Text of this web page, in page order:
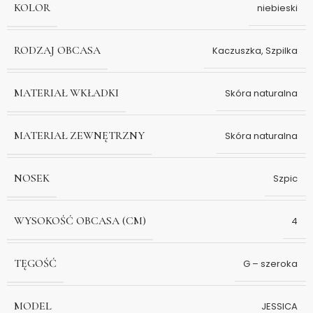
KOLOR niebieski
RODZAJ OBCASA Kaczuszka, Szpilka
MATERIAŁ WKŁADKI Skóra naturalna
MATERIAŁ ZEWNĘTRZNY Skóra naturalna
NOSEK Szpic
WYSOKOŚĆ OBCASA (CM) 4
TĘGOŚĆ G – szeroka
MODEL JESSICA